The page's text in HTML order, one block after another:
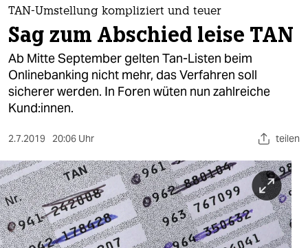
themen
politik
öko
gesellschaft
kultur
sport
berlin
nord
TAN-Umstellung kompliziert und teuer
Sag zum Abschied leise TAN
Ab Mitte September gelten Tan-Listen beim
Onlinebanking nicht mehr, das Verfahren soll
sicherer werden. In Foren wüten nun zahlreiche
Kund:innen.
2.7.2019 20:06 Uhr teilen